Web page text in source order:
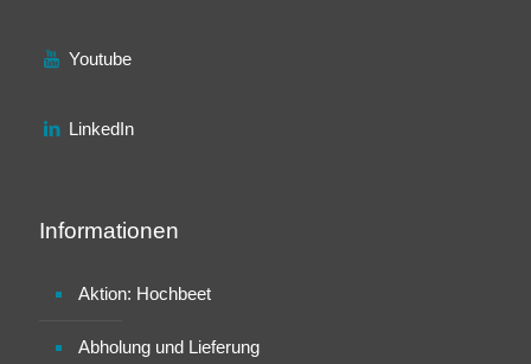
Youtube
LinkedIn
Informationen
Aktion: Hochbeet
Abholung und Lieferung